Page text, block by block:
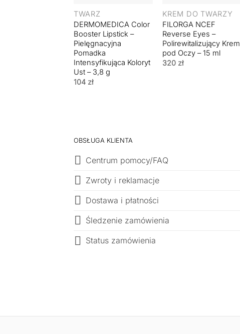
TWARZ
DERMOMEDICA Color
Booster Lipstick –
Pielęgnacyjna
Pomadka
Intensyfikująca Koloryt
Ust – 3,8 g
104 zł
KREM DO TWARZY
FILORGA NCEF
Reverse Eyes –
Polirewitalizujący Krem
pod Oczy – 15 ml
320 zł
OBSŁUGA KLIENTA
Centrum pomocy/FAQ
Zwroty i reklamacje
Dostawa i płatności
Śledzenie zamówienia
Status zamówienia